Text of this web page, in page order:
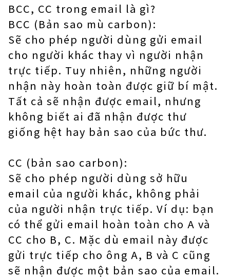
BCC, CC trong email là gì?
BCC (Bản sao mù carbon):
Sẽ cho phép người dùng gửi email
cho người khác thay vì người nhận
trực tiếp. Tuy nhiên, những người
nhận này hoàn toàn được giữ bí mật.
Tất cả sẽ nhận được email, nhưng
không biết ai đã nhận được thư
giống hệt hay bản sao của bức thư.
CC (bản sao carbon):
Sẽ cho phép người dùng sở hữu
email của người khác, không phải
của người nhận trực tiếp. Ví dụ: bạn
có thể gửi email hoàn toàn cho A và
CC cho B, C. Mặc dù email này được
gửi trực tiếp cho ông A, B và C cũng
sẽ nhận được một bản sao của email.